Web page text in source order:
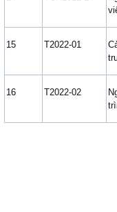
15 T2022-01
16 T2022-02